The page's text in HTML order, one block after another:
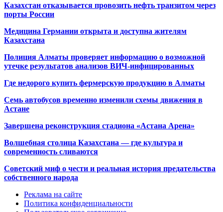
Казахстан отказывается провозить нефть транзитом через
порты России
Медицина Германии открыта и доступна жителям
Казахстана
Полиция Алматы проверяет информацию о возможной
утечке результатов анализов ВИЧ-инфицированных
Где недорого купить фермерскую продукцию в Алматы
Семь автобусов временно изменили схемы движения в
Астане
Завершена реконструкция стадиона «Астана Арена»
Волшебная столица Казахстана — где культура и
современность сливаются
Советский миф о чести и реальная история предательства
собственного народа
Реклама на сайте
Политика конфиденциальности